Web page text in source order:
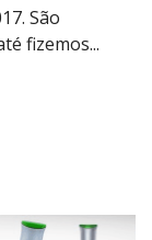
São
fizemos...